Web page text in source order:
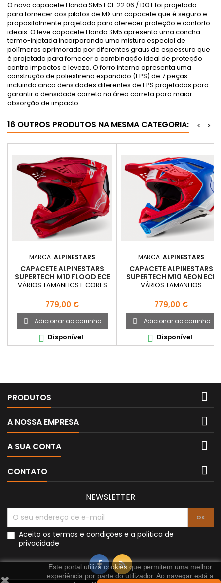
O novo capacete Honda SM5 ECE 22.06 / DOT foi projetado
para fornecer aos pilotos de MX um capacete que é seguro e
propositalmente projetado para oferecer proteção e conforto
ideais. O leve capacete Honda SM5 apresenta uma concha
termo-injetada incorporando uma mistura especial de
polímeros aprimorada por diferentes graus de espessura que
é projetada para fornecer a combinação ideal de proteção
contra impactos e leveza. O forro interno apresenta uma
construção de poliestireno expandido (EPS) de 7 peças
incluindo cinco densidades diferentes de EPS projetadas para
garantir a densidade correta na área correta para maior
absorção de impacto.
16 OUTROS PRODUTOS NA MESMA CATEGORIA: >
<
MARCA: ALPINESTARS
CAPACETE ALPINESTARS
SUPERTECH M10 FLOOD ECE
22.06
VÁRIOS TAMANHOS E CORES
Preço
779,00 €
 Adicionar ao carrinho
 Disponível
MARCA: ALPINESTARS
CAPACETE ALPINESTARS
SUPERTECH M10 AEON ECE
22.06
VÁRIOS TAMANHOS
Preço
779,00 €
 Adicionar ao carrinho
 Disponível
PRODUTOS 
A NOSSA EMPRESA 
A SUA CONTA 
CONTATO 
Este portal utiliza cookies que permitem uma melhor
experiência por parte do utilizador. Ao navegar está a
NEWSLETTER
Aceito os termos e condições e a política de
privacidade